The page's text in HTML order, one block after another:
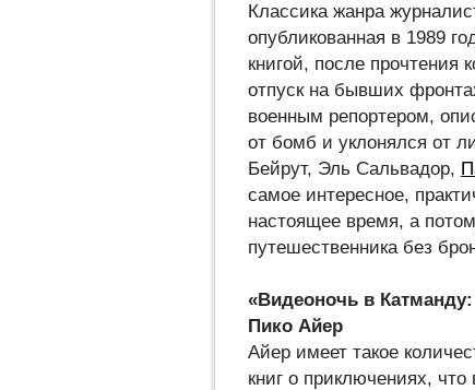
Классика жанра
опубликованная в 1989
книгой, после прочтения
отпуск на бывших
военным репортером,
от бомб и уклонялся от
Бейрут, Эль Сальвадор,
самое интересное,
настоящее время, а
путешественника без
«Видеоночь в Катманду:
Пико Айер
Айер имеет такое
книг о приключениях,